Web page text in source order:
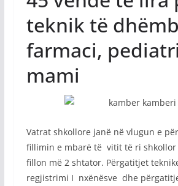
teknik të
farmaci,
mami
Vatrat shkollore janë në vlugun e
fillimin e mbarë të vitit të ri shkollor
fillon më 2 shtator. Përgatitjet
regjistrimi I nxënësve dhe